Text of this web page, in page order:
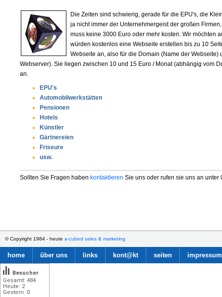
Die Zeiten sind schwierig, gerade für die EPU's, die
ja nicht immer der Unternehmergeist der großen
muss keine 3000 Euro oder mehr kosten. Wir möchten
würden kostenlos eine Webseite erstellen bis zu 10
Webseite an, also für die Domain (Name der
Webserver). Sie liegen zwischen 10 und 15 Euro / Monat (abhängig vom
an.
EPU's
Automobilwerkstätten
Pensionen
Hotels
Künstler
Gärtnereien
Friseure
usw.
Sollten Sie Fragen haben kontaktieren Sie uns oder rufen sie uns an unter
© Copyright 1984 - heute a-cubed sales & marketing
home über uns links kont@kt seiten impressum
Gesamt: 484
Heute: 2
Gestern: 0
Besucher